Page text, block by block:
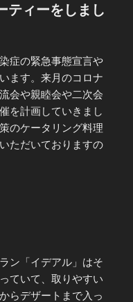
ティーをしまし
症の緊急事態宣言や
ます。来月のコロナ
会や親睦会や二次会
を計画していきまし
のケータリング料理
ただいておりますの
ン「イデアル」はそ
ていて、取りやすい
らデザートまで入っ